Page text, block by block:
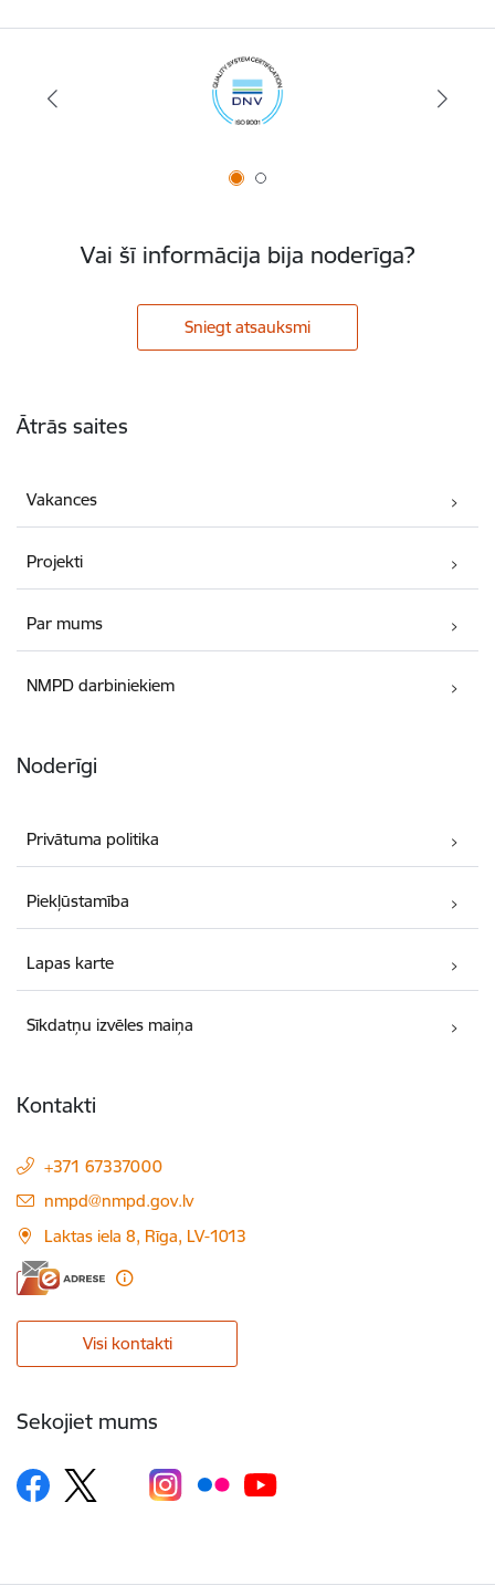
Vai šī informācija bija noderīga?
Sniegt atsauksmi
Ātrās saites
Vakances
Projekti
Par mums
NMPD darbiniekiem
Noderīgi
Privātuma politika
Piekļūstamība
Lapas karte
Sīkdatņu izvēles maiņa
Kontakti
+371 67337000
E-pasts:
nmpd@nmpd.gov.lv
Laktas iela 8, Rīga, LV-1013
Visi kontakti
Sekojiet mums